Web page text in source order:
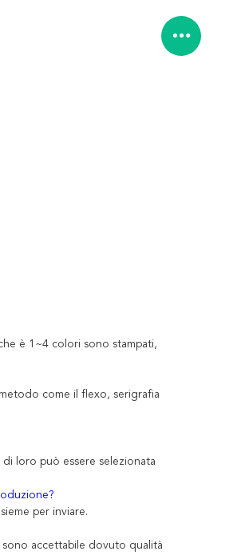
è 1~4 colori sono stampati,
come il flexo, serigrafia
di loro può essere selezionata
per inviare.
sono accettabile dovuto qualità